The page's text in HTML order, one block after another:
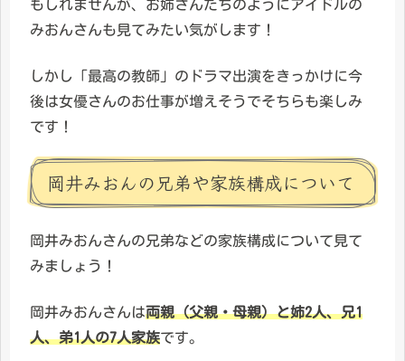
もしれませんが、お姉さんたちのようにアイドルの
みおんさんも見てみたい気がします！
しかし「最高の教師」のドラマ出演をきっかけに今
後は女優さんのお仕事が増えそうでそちらも楽しみ
です！
岡井みおんの兄弟や家族構成について
岡井みおんさんの兄弟などの家族構成について見て
みましょう！
岡井みおんさんは両親（父親・母親）と姉2人、兄1
人、弟1人の7人家族です。